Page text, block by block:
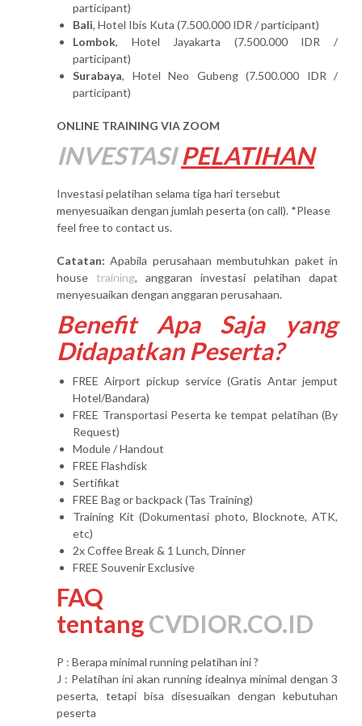
participant)
Bali, Hotel Ibis Kuta (7.500.000 IDR / participant)
Lombok, Hotel Jayakarta (7.500.000 IDR /
participant)
Surabaya, Hotel Neo Gubeng (7.500.000 IDR /
participant)
ONLINE TRAINING VIA ZOOM
INVESTASI PELATIHAN
Investasi pelatihan selama tiga hari tersebut
menyesuaikan dengan jumlah peserta (on call). *Please
feel free to contact us.
Catatan: Apabila perusahaan membutuhkan paket in
house training, anggaran investasi pelatihan dapat
menyesuaikan dengan anggaran perusahaan.
Benefit Apa Saja yang
Didapatkan Peserta?
FREE Airport pickup service (Gratis Antar jemput
Hotel/Bandara)
FREE Transportasi Peserta ke tempat pelatihan (By
Request)
Module / Handout
FREE Flashdisk
Sertifikat
FREE Bag or backpack (Tas Training)
Training Kit (Dokumentasi photo, Blocknote, ATK,
etc)
2x Coffee Break & 1 Lunch, Dinner
FREE Souvenir Exclusive
FAQ
tentangCVDIOR.CO.ID
P : Berapa minimal running pelatihan ini ?
J : Pelatihan ini akan running idealnya minimal dengan 3
peserta, tetapi bisa disesuaikan dengan kebutuhan
peserta